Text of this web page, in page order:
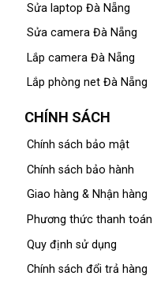
Sửa laptop Đà Nẵng
Sửa camera Đà Nẵng
Lắp camera Đà Nẵng
Lắp phòng net Đà Nẵng
CHÍNH SÁCH
Chính sách bảo mật
Chính sách bảo hành
Giao hàng & Nhận hàng
Phương thức thanh toán
Quy định sử dụng
Chính sách đổi trả hàng